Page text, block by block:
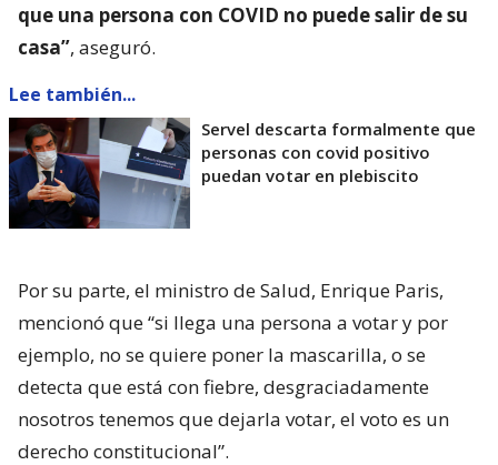
que una persona con COVID no puede salir de su
casa”, aseguró.
Lee también...
Servel descarta formalmente que
personas con covid positivo
puedan votar en plebiscito
Por su parte, el ministro de Salud, Enrique Paris,
mencionó que “si llega una persona a votar y por
ejemplo, no se quiere poner la mascarilla, o se
detecta que está con fiebre, desgraciadamente
nosotros tenemos que dejarla votar, el voto es un
derecho constitucional”.